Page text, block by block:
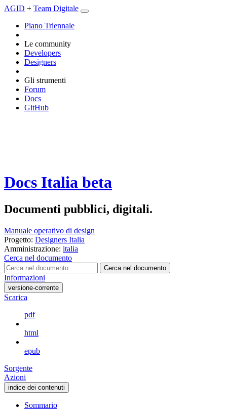
AGID + Team Digitale
Piano Triennale
Le community
Developers
Designers
Gli strumenti
Forum
Docs
GitHub
Docs Italia beta
Documenti pubblici, digitali.
Manuale operativo di design
Progetto: Designers Italia
Amministrazione: italia
Cerca nel documento
Cerca nel documento
Informazioni
versione-corrente
Scarica
pdf
html
epub
Sorgente
Azioni
indice dei contenuti
Sommario